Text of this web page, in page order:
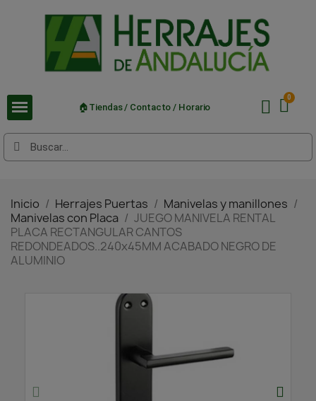
🏠Tiendas / Contacto / Horario
Inicio Herrajes Puertas
Manivelas y manillones
Manivelas con Placa
JUEGO MANIVELA RENTAL
PLACA RECTANGULAR CANTOS
REDONDEADOS..240x45MM ACABADO NEGRO DE
ALUMINIO